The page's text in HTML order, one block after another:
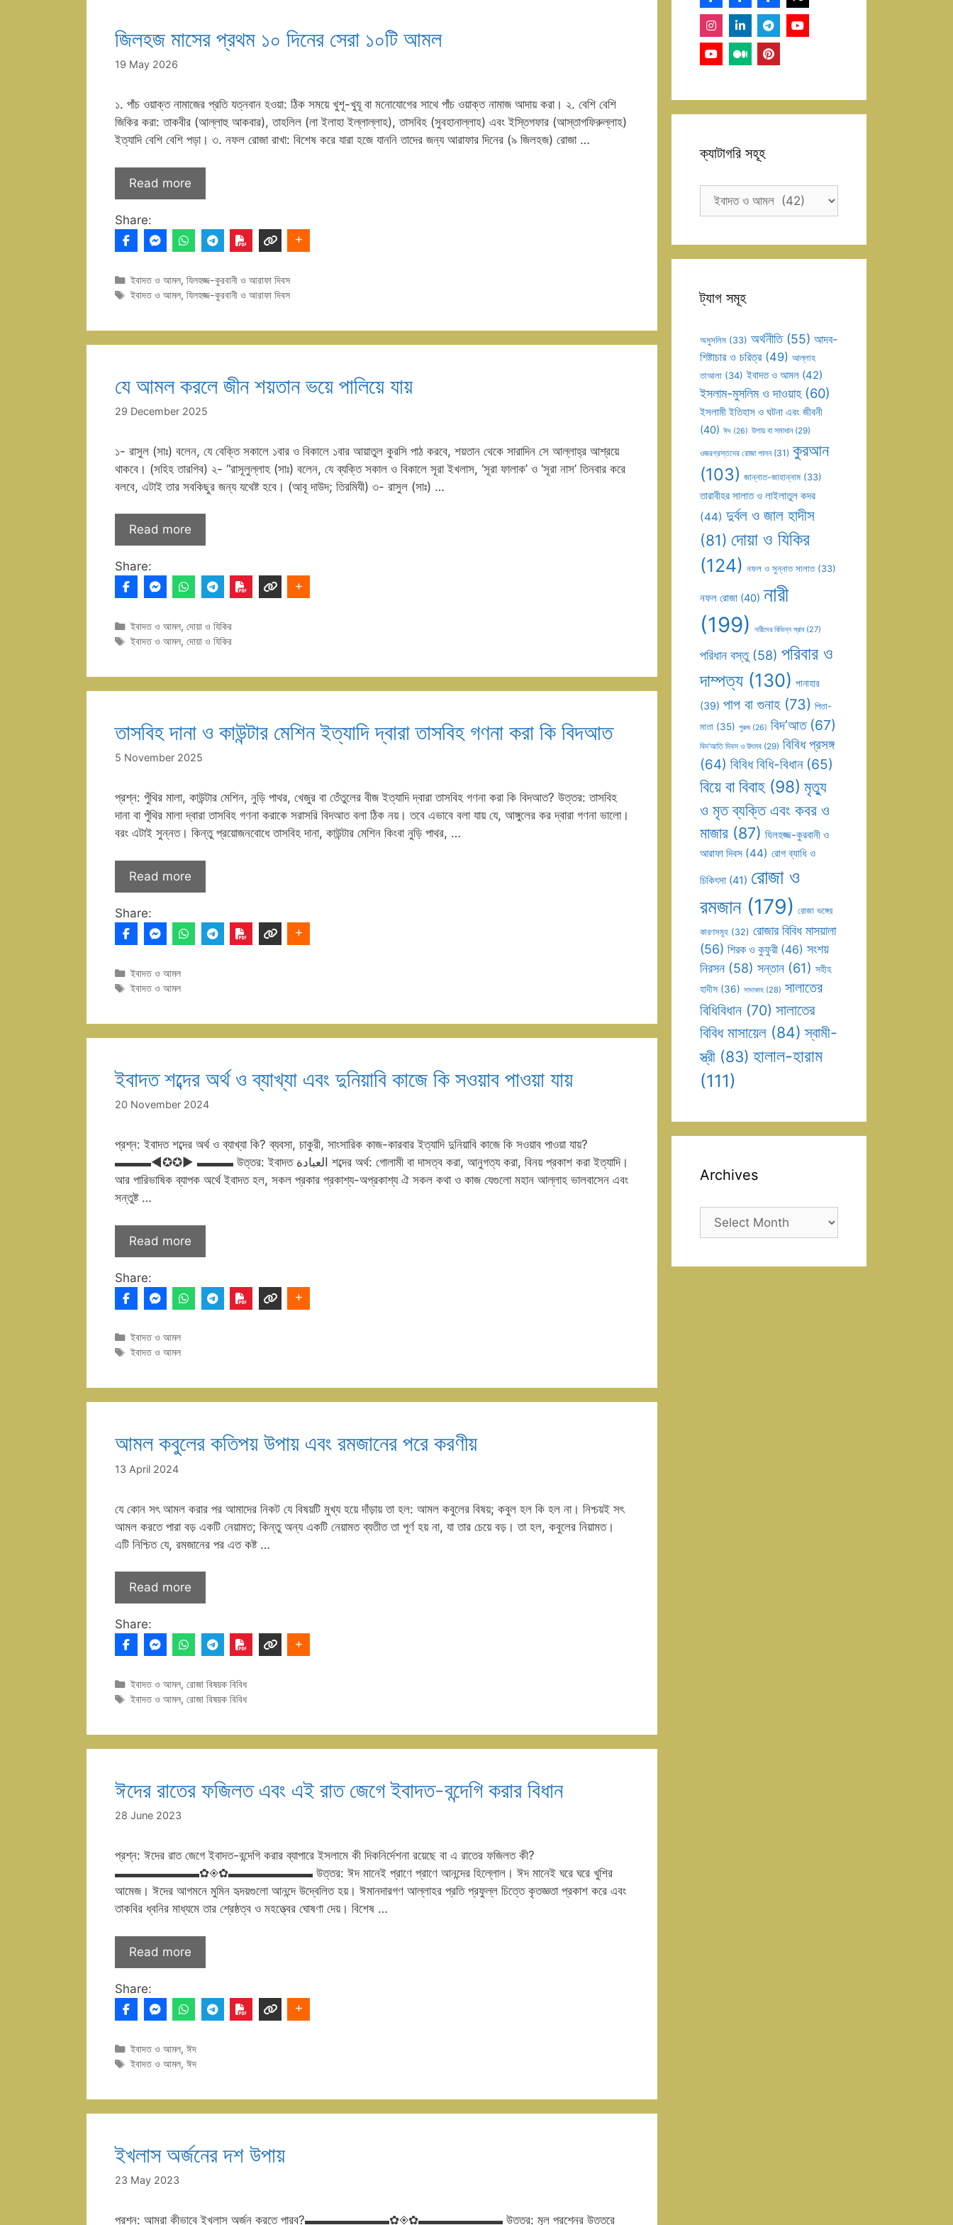
জিলহজ মাসের প্রথম ১০ দিনের সেরা ১০টি আমল
19 May 2026
১. পাঁচ ওয়াক্ত নামাজের প্রতি যত্নবান হওয়া: ঠিক সময়ে খুশূ-খুযূ বা মনোযোগের সাথে পাঁচ ওয়াক্ত নামাজ আদায় করা। ২. বেশি বেশি
জিকির করা: তাকবীর (আল্লাহু আকবার), তাহলিল (লা ইলাহা ইল্লাল্লাহ), তাসবিহ (সুবহানাল্লাহ) এবং ইস্তিগফার (আস্তাগফিরুল্লাহ)
ইত্যাদি বেশি বেশি পড়া। ৩. নফল রোজা রাখা: বিশেষ করে যারা হজে যাননি তাদের জন্য আরাফার দিনের (৯ জিলহজ) রোজা …
Read more
Share:
Categories
ইবাদত ও আমল, যিলহজ্জ-কুরবানী ও আরাফা দিবস
Tags
ইবাদত ও আমল, যিলহজ্জ-কুরবানী ও আরাফা দিবস
যে আমল করলে জীন শয়তান ভয়ে পালিয়ে যায়
29 December 2025
১- রাসুল (সাঃ) বলেন, যে বেক্তি সকালে ১বার ও বিকালে ১বার আয়াতুল কুরসি পাঠ করবে, শয়তান থেকে সারাদিন সে আল্লাহ্‌র আশ্রয়ে
থাকবে। (সহিহ তারগিব) ২- “রাসূলুল্লাহ (সাঃ) বলেন, যে ব্যক্তি সকাল ও বিকালে সূরা ইখলাস, ‘সূরা ফালাক’ ও ‘সূরা নাস’ তিনবার করে
বলবে, এটাই তার সবকিছুর জন্য যথেষ্ট হবে। (আবূ দাউদ; তিরমিযী) ৩- রাসুল (সাঃ) …
Read more
Share:
Categories
ইবাদত ও আমল, দোয়া ও যিকির
Tags
ইবাদত ও আমল, দোয়া ও যিকির
তাসবিহ দানা ও কাউন্টার মেশিন ইত্যাদি দ্বারা তাসবিহ গণনা করা কি বিদআত
5 November 2025
প্রশ্ন: পুঁথির মালা, কাউন্টার মেশিন, নুড়ি পাথর, খেজুর বা তেঁতুলের বীজ ইত্যাদি দ্বারা তাসবিহ গণনা করা কি বিদআত? উত্তর: তাসবিহ
দানা বা পুঁথির মালা দ্বারা তাসবিহ গণনা করাকে সরাসরি বিদআত বলা ঠিক নয়। তবে এভাবে বলা যায় যে, আঙ্গুলের কর দ্বারা গণনা ভালো।
বরং এটাই সুন্নত। কিন্তু প্রয়োজনবোধে তাসবিহ দানা, কাউন্টার মেশিন কিংবা নুড়ি পাথর, …
Read more
Share:
Categories
ইবাদত ও আমল
Tags
ইবাদত ও আমল
ইবাদত শব্দের অর্থ ও ব্যাখ্যা এবং দুনিয়াবি কাজে কি সওয়াব পাওয়া যায়
20 November 2024
প্রশ্ন: ইবাদত শব্দের অর্থ ও ব্যাখ্যা কি? ব্যবসা, চাকুরী, সাংসারিক কাজ-কারবার ইত্যাদি দুনিয়াবি কাজে কি সওয়াব পাওয়া যায়?
▬▬▬◄✪✪► ▬▬▬ উত্তর: ইবাদত العبادة শব্দের অর্থ: গোলামী বা দাসত্ব করা, আনুগত্য করা, বিনয় প্রকাশ করা ইত্যাদি।
আর পারিভাষিক ব্যাপক অর্থে ইবাদত হল, সকল প্রকার প্রকাশ্য-অপ্রকাশ্য ঐ সকল কথা ও কাজ যেগুলো মহান আল্লাহ ভালবাসেন এবং
সন্তুষ্ট …
Read more
Share:
Categories
ইবাদত ও আমল
Tags
ইবাদত ও আমল
আমল কবুলের কতিপয় উপায় এবং রমজানের পরে করণীয়
13 April 2024
যে কোন সৎ আমল করার পর আমাদের নিকট যে বিষয়টি মুখ্য হয়ে দাঁড়ায় তা হল: আমল কবুলের বিষয়; কবুল হল কি হল না। নিশ্চয়ই সৎ
আমল করতে পারা বড় একটি নেয়ামত; কিন্তু অন্য একটি নেয়ামত ব্যতীত তা পূর্ণ হয় না, যা তার চেয়ে বড়। তা হল, কবুলের নিয়ামত।
এটি নিশ্চিত যে, রমজানের পর এত কষ্ট …
Read more
Share:
Categories
ইবাদত ও আমল, রোজা বিষয়ক বিবিধ
Tags
ইবাদত ও আমল, রোজা বিষয়ক বিবিধ
ঈদের রাতের ফজিলত এবং এই রাত জেগে ইবাদত-বন্দেগি করার বিধান
28 June 2023
প্রশ্ন: ঈদের রাত জেগে ইবাদত-বন্দেগি করার ব্যাপারে ইসলামে কী দিকনির্দেশনা রয়েছে বা এ রাতের ফজিলত কী?
▬▬▬▬▬▬▬✿◈✿▬▬▬▬▬▬▬ উত্তর: ঈদ মানেই প্রাণে প্রাণে আনন্দের হিল্লোল। ঈদ মানেই ঘরে ঘরে খুশির
আমেজ। ঈদের আগমনে মুমিন হৃদয়গুলো আনন্দে উদ্বেলিত হয়। ঈমানদারগণ আল্লাহর প্রতি প্রফুল্ল চিত্তে কৃতজ্ঞতা প্রকাশ করে এবং
তাকবির ধ্বনির মাধ্যমে তার শ্রেষ্ঠত্ব ও মহত্ত্বের ঘোষণা দেয়। বিশেষ …
Read more
Share:
Categories
ইবাদত ও আমল, ঈদ
Tags
ইবাদত ও আমল, ঈদ
ইখলাস অর্জনের দশ উপায়
23 May 2023
প্রশ্ন: আমরা কীভাবে ইখলাস অর্জন করতে পারব?▬▬▬▬▬▬▬✿◈✿▬▬▬▬▬▬▬ উত্তর: মূল প্রশ্নের উত্তরে
ক্যাটাগরি সহূহ
ক্যাটাগরি
ট্যাগ সমূহ
অমুসলিম (33) অর্থনীতি(55) আদব-
শিষ্টাচার ও চরিত্র(49) আল্লাহ
তাআলা (34) ইবাদত ও আমল (42)
ইসলাম-মুসলিম ও দাওয়াহ(60)
ইসলামী ইতিহাস ও ঘটনা এবং জীবনী
(40) ঈদ (26) উপায় বা সমাধান(29)
ওজরগ্রস্তদের রোজা পালন(31) কুরআন
(103) জান্নাত-জাহান্নাম (33)
তারাবীহর সালাত ও লাইলাতুল কদর
(44) দুর্বল ও জাল হাদীস
(81) দোয়া ও যিকির
(124) নফল ও সুন্নাত সালাত(33)
নফল রোজা (40) নারী
(199) নারীদের বিভিন্ন স্রাব(27)
পরিধান বস্তু(58) পরিবার ও
দাম্পত্য (130) পানাহার
(39) পাপ বা গুনাহ(73) পিতা-
মাতা (35) পুরুষ (26) বিদ’আত(67)
বিদ’আতি দিবস ও উৎসব (29) বিবিধ প্রসঙ্গ
(64) বিবিধ বিধি-বিধান(65)
বিয়ে বা বিবাহ (98) মৃত্যু
ও মৃত ব্যক্তি এবং কবর ও
মাজার (87) যিলহজ্জ-কুরবানী ও
আরাফা দিবস (44) রোগ ব্যাধি ও
চিকিৎসা (41) রোজা ও
রমজান(179) রোজা ভঙ্গের
কারণসমূহ (32) রোজার বিবিধ মাসয়ালা
(56) শিরক ও কুফুরী (46) সংশয়
নিরসন (58) সন্তান (61) সহীহ
হাদীস (36) সাদাকাহ (28) সালাতের
বিধিবিধান (70) সালাতের
বিবিধ মাসায়েল (84) স্বামী-
স্ত্রী (83) হালাল-হারাম
(111)
Archives
Archives